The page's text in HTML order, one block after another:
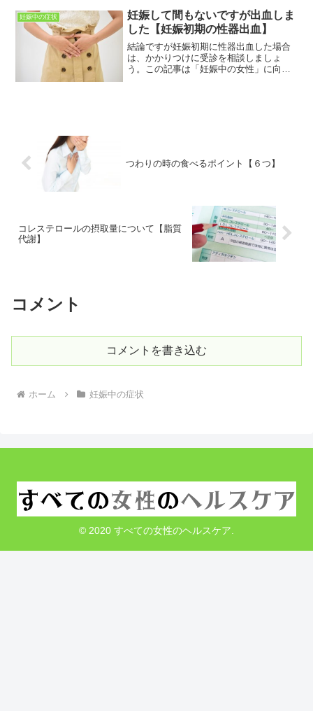
を読むことで「胎動」につ...
妊娠中の症状
妊娠して間もないですが出血しま
した【妊娠初期の性器出血】
結論ですが妊娠初期に性器出血した場合
は、かかりつけに受診を相談しましょ
う。この記事は「妊娠中の女性」に向け
つわりの時の食べるポイント【６つ】
コレステロールの摂取量について【脂質
代謝】
コメント
コメントを書き込む
ホーム 妊娠中の症状
© 2020 すべての女性のヘルスケア.